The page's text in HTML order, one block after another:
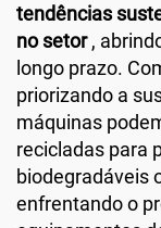
tendências
no setor,
longo prazo.
priorizando a
máquinas
recicladas para
biodegradáveis
enfrentando o